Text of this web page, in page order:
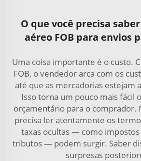
O que você precisa
aéreo FOB para envios
Uma coisa importante é o custo.
FOB, o vendedor arca com os
até que as mercadorias estejam
Isso torna um pouco mais fácil
orçamentário para o comprador.
precisa ler atentamente os
taxas ocultas — como
tributos — podem surgir. Saber
surpresas